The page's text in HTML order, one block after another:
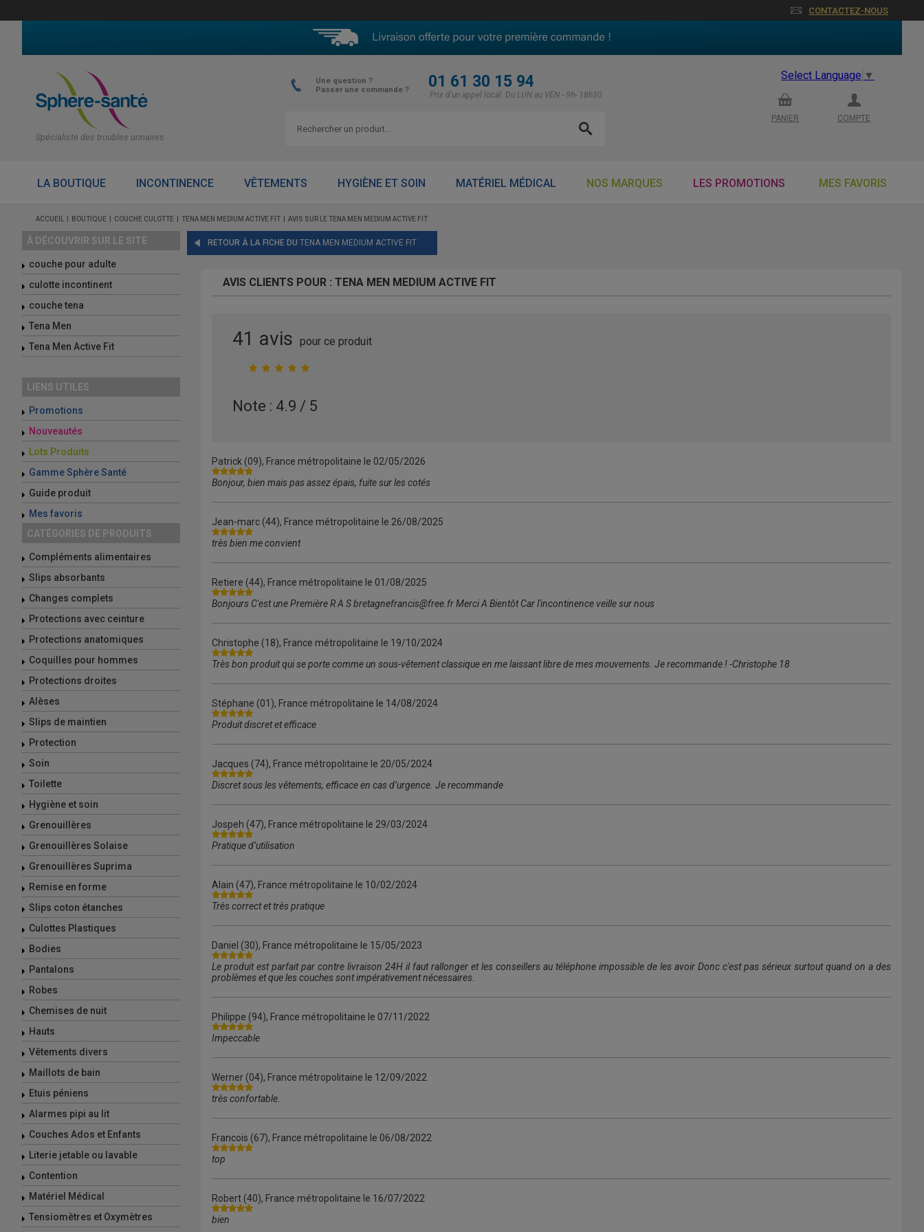
CONTACTEZ-NOUS
Spécialiste des troubles urinaires
Une question ?
Passer une commande ?
01 61 30 15 94
Prix d'un appel local. Du LUN au VEN - 9h- 18h30
Select Language ▼
PANIER COMPTE
LA BOUTIQUE INCONTINENCE VÊTEMENTS HYGIÈNE ET SOIN MATÉRIEL MÉDICAL NOS MARQUES LES PROMOTIONS MES FAVORIS
ACCUEIL BOUTIQUE COUCHE CULOTTE TENA MEN MEDIUM ACTIVE FIT AVIS SUR LE TENA MEN MEDIUM ACTIVE FIT
À DÉCOUVRIR SUR LE SITE
couche pour adulte
culotte incontinent
couche tena
Tena Men
Tena Men Active Fit
LIENS UTILES
Promotions
Nouveautés
Lots Produits
Gamme Sphère Santé
Guide produit
Mes favoris
CATÉGORIES DE PRODUITS
Compléments alimentaires
Slips absorbants
Changes complets
Protections avec ceinture
Protections anatomiques
Coquilles pour hommes
Protections droites
Alèses
Slips de maintien
Protection
Soin
Toilette
Hygiène et soin
Grenouillères
Grenouillères Solaise
Grenouillères Suprima
Remise en forme
Slips coton étanches
Culottes Plastiques
Bodies
Pantalons
Robes
Chemises de nuit
Hauts
Vêtements divers
Maillots de bain
Etuis péniens
Alarmes pipi au lit
Couches Ados et Enfants
Literie jetable ou lavable
Contention
Matériel Médical
Tensiomètres et Oxymètres
RETOUR À LA FICHE DU TENA MEN MEDIUM ACTIVE FIT
AVIS CLIENTS POUR : TENA MEN MEDIUM ACTIVE FIT
41 avis pour ce produit
Note : 4.9 / 5
Patrick (09), France métropolitaine le 02/05/2026
Bonjour, bien mais pas assez épais, fuite sur les cotés
Jean-marc (44), France métropolitaine le 26/08/2025
très bien me convient
Retiere (44), France métropolitaine le 01/08/2025
Bonjours C'est une Première R A S bretagnefrancis@free.fr Merci A Bientôt Car l'incontinence veille sur nous
Christophe (18), France métropolitaine le 19/10/2024
Très bon produit qui se porte comme un sous-vêtement classique en me laissant libre de mes mouvements. Je recommande ! -Christophe 18
Stéphane (01), France métropolitaine le 14/08/2024
Produit discret et efficace
Jacques (74), France métropolitaine le 20/05/2024
Discret sous les vêtements, efficace en cas d’urgence. Je recommande
Jospeh (47), France métropolitaine le 29/03/2024
Pratique d’utilisation
Alain (47), France métropolitaine le 10/02/2024
Très correct et très pratique
Daniel (30), France métropolitaine le 15/05/2023
Le produit est parfait par contre livraison 24H il faut rallonger et les conseillers au téléphone impossible de les avoir Donc c'est pas sérieux surtout quand on a des
problèmes et que les couches sont impérativement nécessaires.
Philippe (94), France métropolitaine le 07/11/2022
Impeccable
Werner (04), France métropolitaine le 12/09/2022
très confortable.
Francois (67), France métropolitaine le 06/08/2022
top
Robert (40), France métropolitaine le 16/07/2022
bien